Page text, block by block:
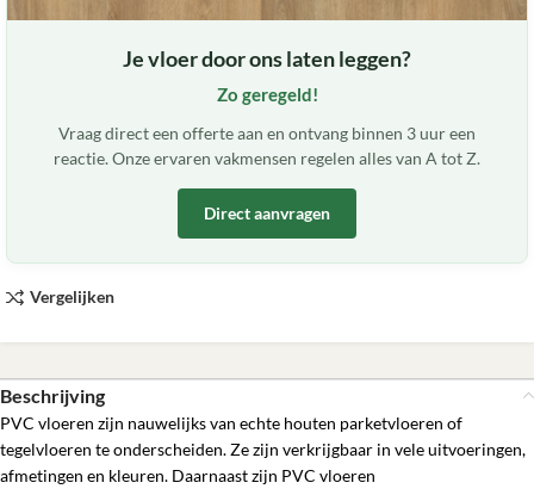
Je vloer door ons laten leggen?
Zo geregeld!
Vraag direct een offerte aan en ontvang binnen 3 uur een
reactie. Onze ervaren vakmensen regelen alles van A tot Z.
Direct aanvragen
Vergelijken
Beschrijving
PVC vloeren zijn nauwelijks van echte houten parketvloeren of
tegelvloeren te onderscheiden. Ze zijn verkrijgbaar in vele uitvoeringen,
afmetingen en kleuren. Daarnaast zijn PVC vloeren